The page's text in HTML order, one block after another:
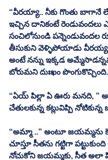
“వీరయ్యా.. నీకు గొంతు బాగానే
ఇచ్చిన దానికంటే రెండువందలు
సంచిలోనుండి
తీసుకుని వెళ్ళిపోయాడు వీరయ్య.
అంటే నన్ను ఇక్కడ
బోరుమని దుఃఖం పొంగుకొచ్చింది.
“ఏయ్ పిల్లా ఏ ఊరు మనది, ”
చేతులకున్న కట్లువిప్పి
“అమ్మా ..” అంటూ
చూస్తూ సీతను గట్టిగా
నోచుకోని జయమ్మకు, సీత అలా